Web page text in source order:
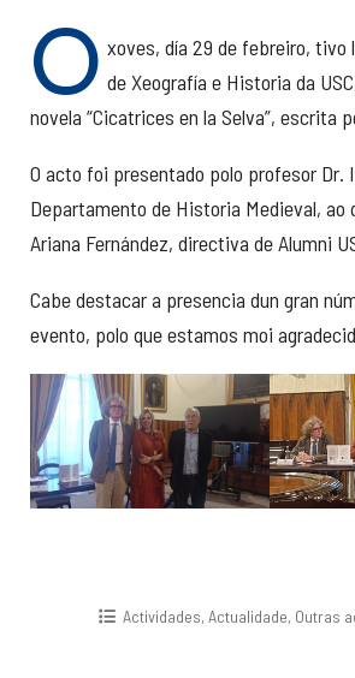
O xoves, día 29 de febreiro, tivo
de Xeografía e Historia da
novela “Cicatrices en la Selva”, escrita
O acto foi presentado polo profesor Dr.
Departamento de Historia Medieval, ao
Ariana Fernández, directiva de Alumni
Cabe destacar a presencia dun gran
evento, polo que estamos moi
Actividades,Actualidade, Outras